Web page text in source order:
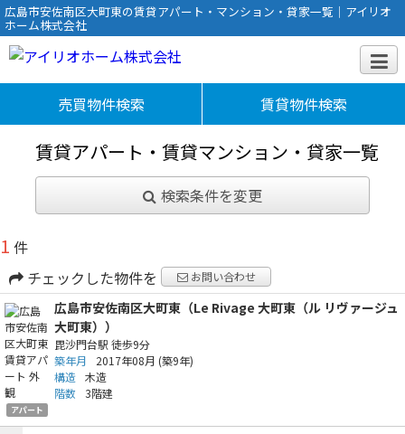
広島市安佐南区大町東の賃貸アパート・マンション・貸家一覧｜アイリオ
ホーム株式会社
売買物件検索 賃貸物件検索
賃貸アパート・賃貸マンション・貸家一覧
検索条件を変更
1 件
チェックした物件を
お問い合わせ
アパート
広島市安佐南区大町東（Le Rivage 大町東（ル リヴァージュ
大町東））
毘沙門台駅 徒歩9分
築年月
2017年08月 (築9年)
構造 木造
階数 3階建